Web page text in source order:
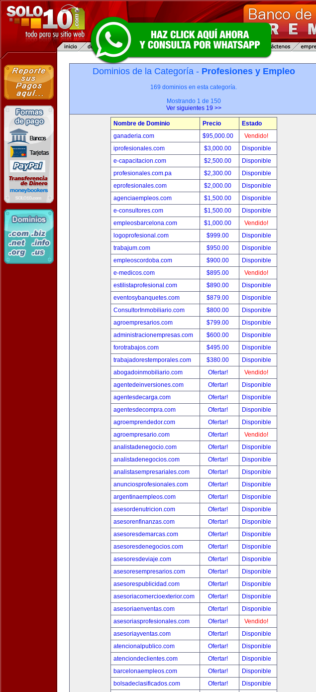
Dominios de la Categoría - Profesiones y Empleo
169 dominios en esta categoría.
Mostrando 1 de 150
Ver siguientes 19 >>
Nombre de Dominio Precio
Estado
ganaderia.com
$95,000.00
Vendido!
iprofesionales.com
$3,000.00
Disponible
e-capacitacion.com
$2,500.00
Disponible
profesionales.com.pa
$2,300.00
Disponible
eprofesionales.com
$2,000.00
Disponible
agenciaempleos.com
$1,500.00
Disponible
e-consultores.com
$1,500.00
Disponible
empleosbarcelona.com
$1,000.00
Vendido!
logoprofesional.com
$999.00
Disponible
trabajum.com
$950.00
Disponible
empleoscordoba.com
$900.00
Disponible
e-medicos.com
$895.00
Vendido!
estilistaprofesional.com
$890.00
Disponible
eventosybanquetes.com
$879.00
Disponible
ConsultorInmobiliario.com
$800.00
Disponible
agroempresarios.com
$799.00
Disponible
administracionempresas.com
$600.00
Disponible
forotrabajos.com
$495.00
Disponible
trabajadorestemporales.com
$380.00
Disponible
abogadoinmobiliario.com
Ofertar!
Vendido!
agentedeinversiones.com
Ofertar!
Disponible
agentesdecarga.com
Ofertar!
Disponible
agentesdecompra.com
Ofertar!
Disponible
agroemprendedor.com
Ofertar!
Disponible
agroempresario.com
Ofertar!
Vendido!
analistadenegocio.com
Ofertar!
Disponible
analistadenegocios.com
Ofertar!
Disponible
analistasempresariales.com
Ofertar!
Disponible
anunciosprofesionales.com
Ofertar!
Disponible
argentinaempleos.com
Ofertar!
Disponible
asesordenutricion.com
Ofertar!
Disponible
asesorenfinanzas.com
Ofertar!
Disponible
asesoresdemarcas.com
Ofertar!
Disponible
asesoresdenegocios.com
Ofertar!
Disponible
asesoresdeviaje.com
Ofertar!
Disponible
asesoresempresarios.com
Ofertar!
Disponible
asesorespublicidad.com
Ofertar!
Disponible
asesoriacomercioexterior.com
Ofertar!
Disponible
asesoriaenventas.com
Ofertar!
Disponible
asesoriasprofesionales.com
Ofertar!
Vendido!
asesoriayventas.com
Ofertar!
Disponible
atencionalpublico.com
Ofertar!
Disponible
atenciondeclientes.com
Ofertar!
Disponible
barcelonaempleos.com
Ofertar!
Disponible
bolsadeclasificados.com
Ofertar!
Disponible